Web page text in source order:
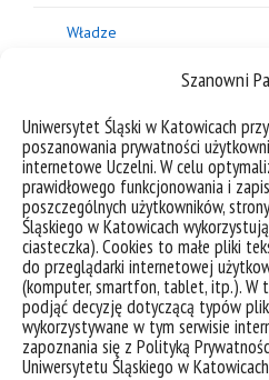
Szanowni
Uniwersytet Śląski w Katowicach
poszanowania prywatności
internetowe Uczelni. W celu
prawidłowego funkcjonowania i
poszczególnych użytkowników,
Śląskiego w Katowicach
ciasteczka). Cookies to małe pliki
do przeglądarki internetowej
(komputer, smartfon, tablet, itp.). W
podjąć decyzję dotyczącą typów
wykorzystywane w tym serwisie
zapoznania się z Polityką
Uniwersytetu Śląskiego w
Władze